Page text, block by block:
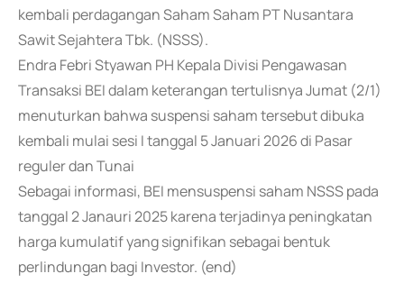
kembali perdagangan Saham Saham PT Nusantara
Sawit Sejahtera Tbk. (NSSS).
Endra Febri Styawan PH Kepala Divisi Pengawasan
Transaksi BEI dalam keterangan tertulisnya Jumat (2/1)
menuturkan bahwa suspensi saham tersebut dibuka
kembali mulai sesi I tanggal 5 Januari 2026 di Pasar
reguler dan Tunai
Sebagai informasi, BEI mensuspensi saham NSSS pada
tanggal 2 Janauri 2025 karena terjadinya peningkatan
harga kumulatif yang signifikan sebagai bentuk
perlindungan bagi Investor. (end)